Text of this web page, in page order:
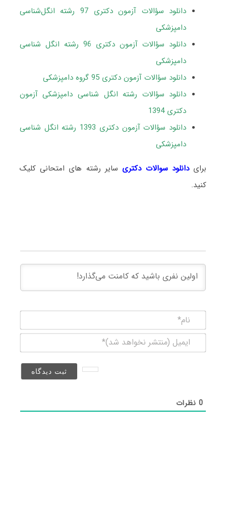
دانلود سؤالات آزمون دکتری 97 رشته انگل‌شناسی
دامپزشکی
دانلود سؤالات آزمون دکتری 96 رشته انگل شناسی
دامپزشکی
دانلود سؤالات آزمون دکتری 95 گروه دامپزشکی
دانلود سؤالات رشته انگل شناسی دامپزشکی آزمون
دکتری 1394
دانلود سؤالات آزمون دکتری 1393 رشته انگل شناسی
دامپزشکی
برایدانلود سوالات دکتری سایر رشته های امتحانی کلیک
کنید.
(منتشر
0نظرات